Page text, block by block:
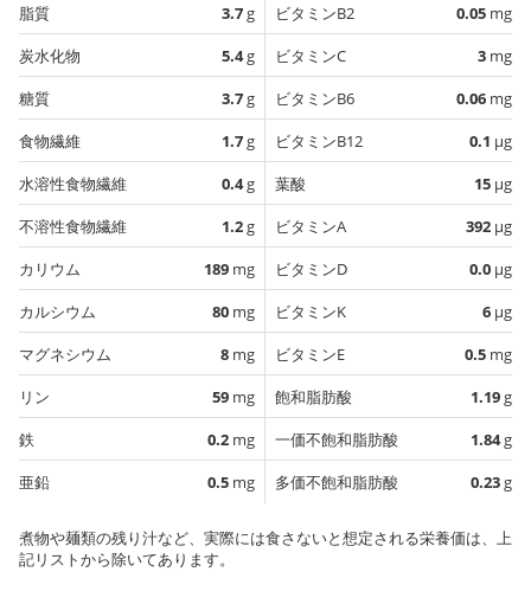
脂質
3.7g
炭水化物
5.4g
糖質
3.7g
食物繊維
1.7g
水溶性食物繊維
0.4g
不溶性食物繊維
1.2g
カリウム
189 mg
カルシウム
80 mg
マグネシウム
8 mg
リン
59 mg
鉄
0.2 mg
亜鉛
0.5 mg
ビタミンB2
0.05 mg
ビタミンC
3 mg
ビタミンB6
0.06 mg
ビタミンB12
0.1 µg
葉酸
15 µg
ビタミンA
392 µg
ビタミンD
0.0 µg
ビタミンK
6 µg
ビタミンE
0.5 mg
飽和脂肪酸
1.19g
一価不飽和脂肪酸
1.84g
多価不飽和脂肪酸
0.23g
煮物や麺類の残り汁など、実際には食さないと想定される栄養価は、上
記リストから除いてあります。